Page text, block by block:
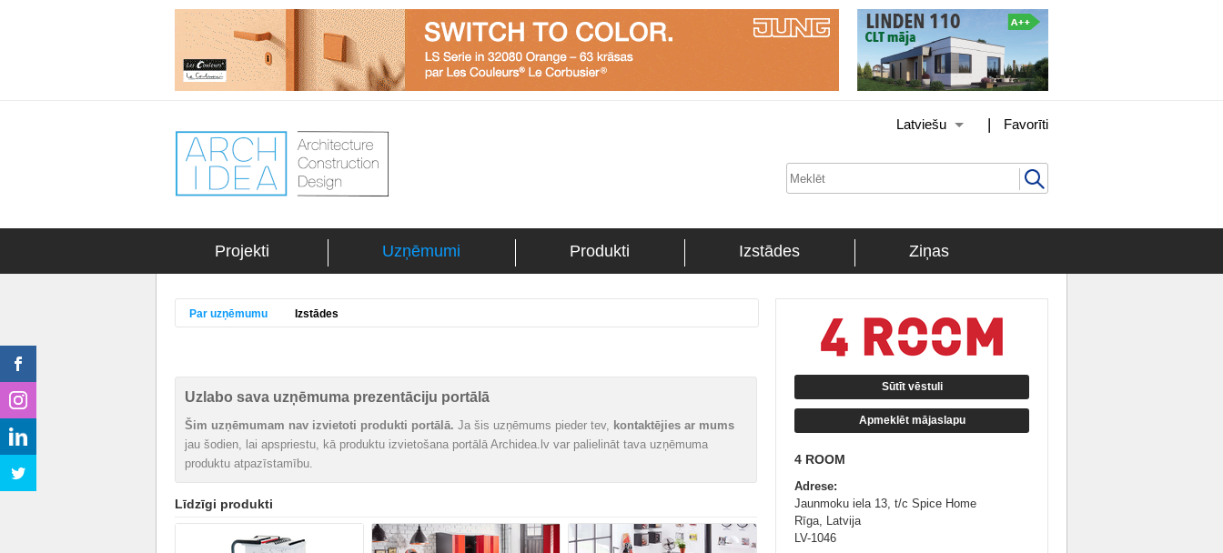
Favorīti
|
Latviešu
Projekti Uzņēmumi Produkti Izstādes Ziņas
Par uzņēmumu Izstādes
Uzlabo sava uzņēmuma prezentāciju portālā
Šim uzņēmumam nav izvietoti produkti portālā. Ja šis uzņēmums pieder tev, kontaktējies ar mums
jau šodien, lai apspriestu, kā produktu izvietošana portālā Archidea.lv var palielināt tava uzņēmuma
produktu atpazīstamību.
Līdzīgi produkti
Sūtīt vēstuli
Apmeklēt mājaslapu
4 ROOM
Adrese:
Jaunmoku iela 13, t/c Spice Home
Rīga, Latvija
LV-1046